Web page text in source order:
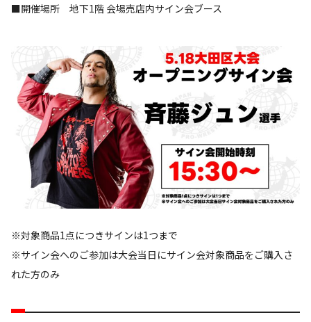
■開催場所 地下1階 会場売店内サイン会ブース
※対象商品1点につきサインは1つまで
※サイン会へのご参加は大会当日にサイン会対象商品をご購入さ
れた方のみ